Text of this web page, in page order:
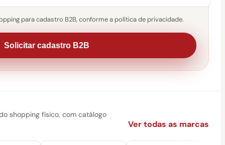
para cadastro B2B, conforme a política de privacidade.
Solicitar cadastro B2B
shopping físico, com catálogo
Ver todas as marcas